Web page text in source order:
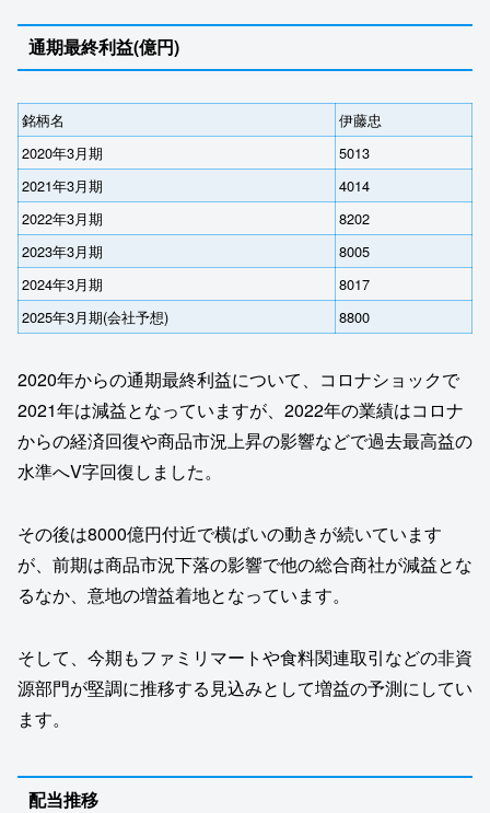
通期最終利益(億円)
銘柄名
伊藤忠
2020年3月期
5013
2021年3月期
4014
2022年3月期
8202
2023年3月期
8005
2024年3月期
8017
2025年3月期(会社予想)
8800
2020年からの通期最終利益について、コロナショックで
2021年は減益となっていますが、2022年の業績はコロナ
からの経済回復や商品市況上昇の影響などで過去最高益の
水準へV字回復しました。
その後は8000億円付近で横ばいの動きが続いています
が、前期は商品市況下落の影響で他の総合商社が減益とな
るなか、意地の増益着地となっています。
そして、今期もファミリマートや食料関連取引などの非資
源部門が堅調に推移する見込みとして増益の予測にしてい
ます。
配当推移